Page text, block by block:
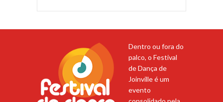
Dentro ou fora do
palco, o Festival
de Dança de
Joinville é um
evento